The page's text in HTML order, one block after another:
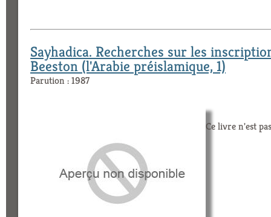
Sayhadica. Recherches sur les
Beeston (l'Arabie préislamique, 1)
Parution : 1987
Ce livre n'est